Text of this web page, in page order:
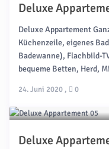
Deluxe
Deluxe Appartement
Küchenzeile, eigenes
Badewanne), Flachbild-
bequeme Betten, Herd,
24. Juni 2020 , 0
Deluxe